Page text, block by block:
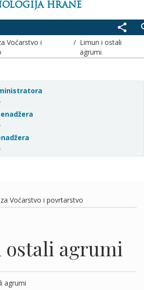
HRANE
share
Voćarstvo i
/ Limun i ostali
agrumi
Voćarstvo i povrtarstvo
agrumi
agrumi